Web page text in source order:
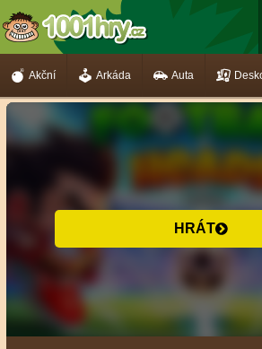
Akční Arkáda Auta
HRÁT